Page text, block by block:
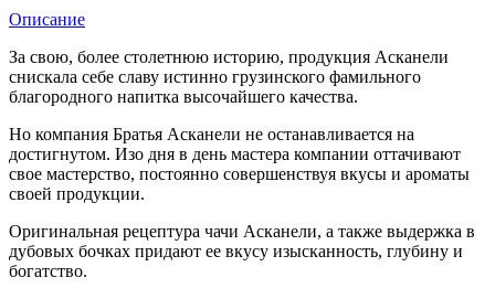
Описание
За свою, более столетнюю историю, продукция Асканели
снискала себе славу истинно грузинского фамильного
благородного напитка высочайшего качества.
Но компания Братья Асканели не останавливается на
достигнутом. Изо дня в день мастера компании оттачивают
свое мастерство, постоянно совершенствуя вкусы и ароматы
своей продукции.
Оригинальная рецептура чачи Асканели, а также выдержка в
дубовых бочках придают ее вкусу изысканность, глубину и
богатство.